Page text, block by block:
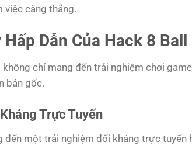
việc căng thẳng.
Dẫn Của Hack 8 Ball
không chỉ mang đến trải nghiệm chơi
bản gốc.
Trực Tuyến
đến một trải nghiệm đối kháng trực tuyến